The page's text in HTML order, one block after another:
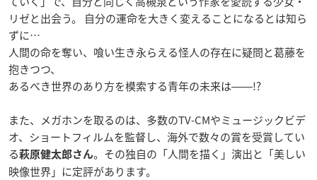
リゼと出会う。 自分の運命を大きく変えることになるとは知ら
ずに…
人間の命を奪い、喰い生き永らえる怪人の存在に疑問と葛藤を
抱きつつ、
あるべき世界のあり方を模索する青年の未来は――!?
また、メガホンを取るのは、多数のTV-CMやミュージックビデ
オ、ショートフィルムを監督し、海外で数々の賞を受賞してい
る萩原健太郎さん。その独自の「人間を描く」演出と「美しい
映像世界」に定評があります。